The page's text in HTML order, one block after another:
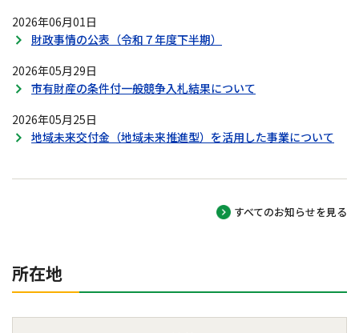
2026年06月01日
財政事情の公表（令和７年度下半期）
2026年05月29日
市有財産の条件付一般競争入札結果について
2026年05月25日
地域未来交付金（地域未来推進型）を活用した事業について
すべてのお知らせを見る
所在地